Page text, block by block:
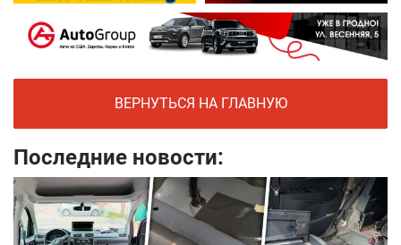
ВЕРНУТЬСЯ НА ГЛАВНУЮ
Последние новости: